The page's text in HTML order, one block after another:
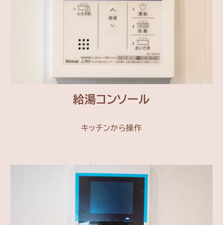
給湯コンソール
キッチンから操作